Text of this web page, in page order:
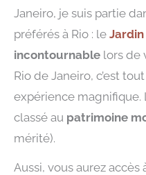
Janeiro, je suis partie
préférés à Rio : le
incontournable lors de
Rio de Janeiro, c’est
expérience magnifique.
classé au patrimoine
mérité).
Aussi, vous aurez